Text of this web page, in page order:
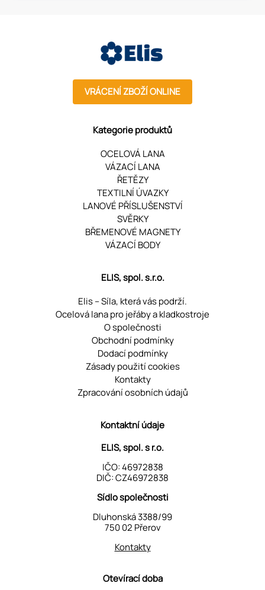
VRÁCENÍ ZBOŽÍ ONLINE
Kategorie produktů
OCELOVÁ LANA
VÁZACÍ LANA
ŘETĚZY
TEXTILNÍ ÚVAZKY
LANOVÉ PŘÍSLUŠENSTVÍ
SVĚRKY
BŘEMENOVÉ MAGNETY
VÁZACÍ BODY
ELIS, spol. s.r.o.
Elis – Síla, která vás podrží.
Ocelová lana pro jeřáby a kladkostroje
O společnosti
Obchodní podmínky
Dodací podmínky
Zásady použití cookies
Kontakty
Zpracování osobních údajů
Kontaktní údaje
ELIS, spol. s r.o.
IČO: 46972838
DIČ: CZ46972838
Sídlo společnosti
Dluhonská 3388/99
750 02 Přerov
Kontakty
Otevírací doba